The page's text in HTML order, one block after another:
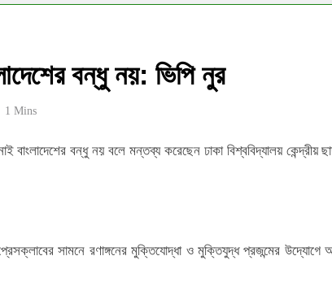
বন্ধু নয়: ভিপি নুর
1 Mins
বাংলাদেশের বন্ধু নয় বলে মন্তব্য করেছেন ঢাকা বিশ্ববিদ্যালয় কেন্দ্রীয়
সামনে রণাঙ্গনের মুক্তিযোদ্ধা ও মুক্তিযুদ্ধ প্রজন্মের